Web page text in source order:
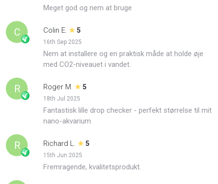
Meget god og nem at bruge
C Colin E. 5
16th Sep 2025
Nem at installere og en praktisk måde at holde øje
med CO2-niveauet i vandet.
R Roger M. 5
18th Jul 2025
Fantastisk lille drop checker - perfekt størrelse til mit
nano-akvarium
R Richard L. 5
15th Jun 2025
Fremragende, kvalitetsprodukt.